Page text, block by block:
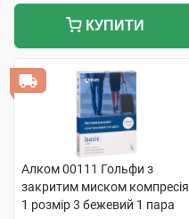
КУПИТИ
Алком 00111 Гольфи з
закритим миском компресія
1 розмір 3 бежевий 1 пара